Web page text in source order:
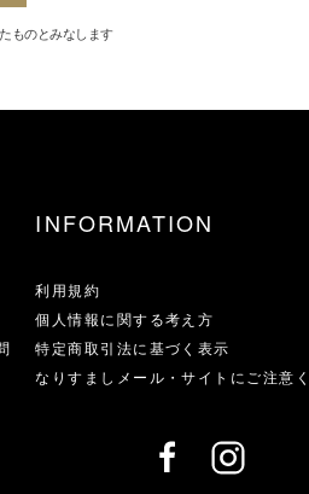
ものとみなします
INFORMATION
利用規約
個人情報に関する考え方
特定商取引法に基づく表示
なりすましメール・サイトにご注意